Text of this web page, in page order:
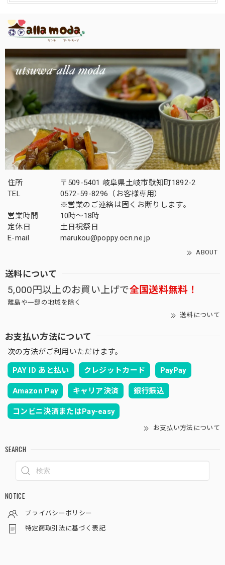
住所
〒509-5401 岐阜県土岐市駄知町1892-2
TEL
0572-59-8296（お客様専用）
※営業のご連絡は固くお断りします。
営業時間
10時～18時
定休日
土日祝祭日
E-mail
marukou@poppy.ocn.ne.jp
ABOUT
送料について
5,000円以上のお買い上げで全国送料無料！
離島や一部の地域を除く
送料について
お支払い方法について
次の方法がご利用いただけます。
PAY ID あと払い クレジットカード PayPay
Amazon Pay キャリア決済 銀行振込
コンビニ決済またはPay-easy
お支払い方法について
SEARCH
NOTICE
プライバシーポリシー
特定商取引法に基づく表記